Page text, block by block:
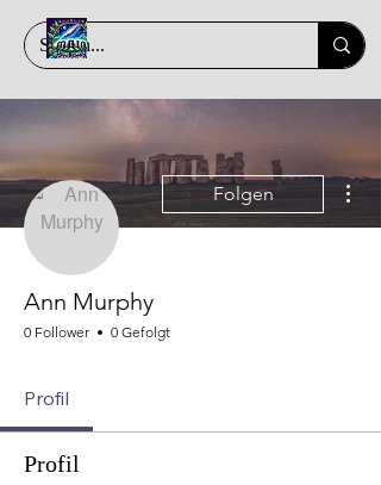
Folgen
Ann Murphy
0 Follower 0 Gefolgt
Profil
Profil